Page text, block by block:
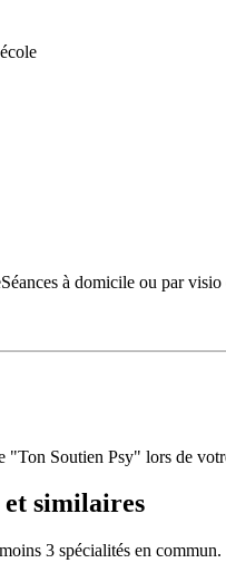
Séances à domicile ou par
"Ton Soutien Psy" lors de
et similaires
3 spécialités en commun.